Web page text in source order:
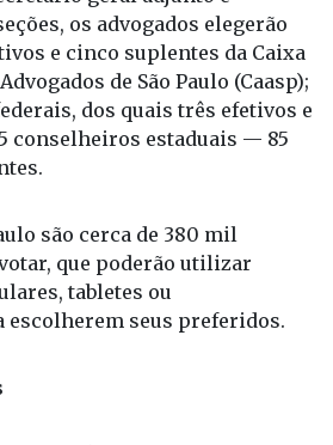
presidente, vice-presidente,
geral adjunto e
os advogados elegerão
e cinco suplentes da Caixa
dos quais três efetivos e
conselheiros estaduais — 85
que poderão utilizar
tabletes ou